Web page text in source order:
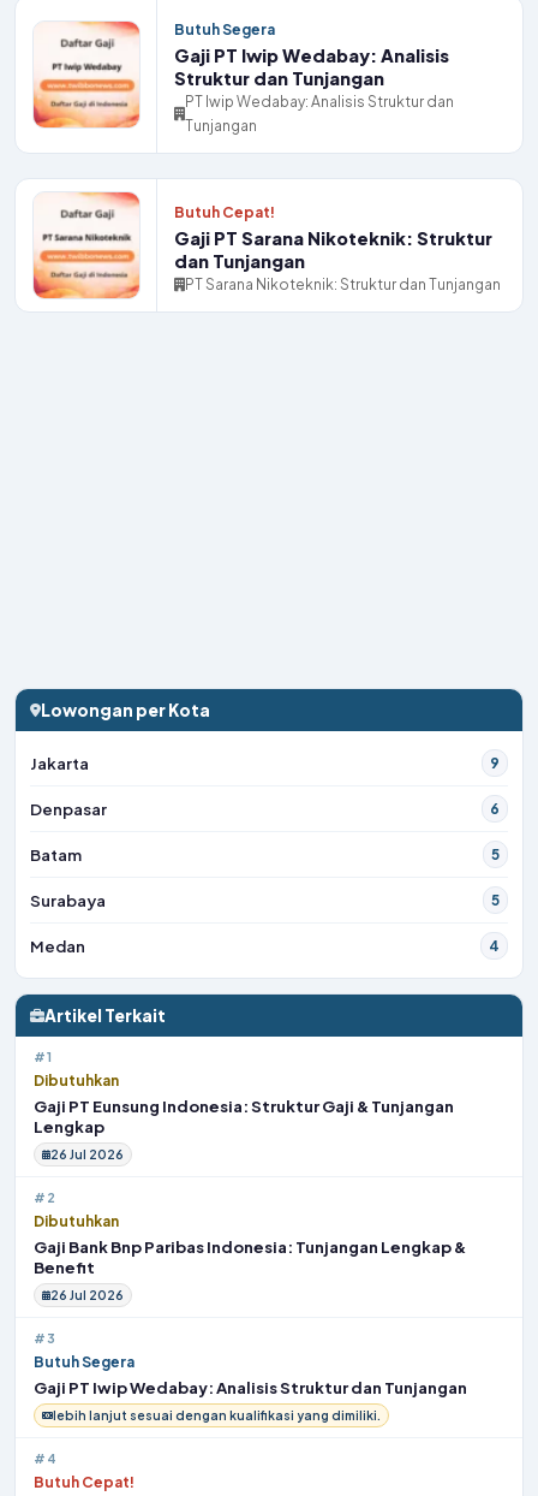
Butuh Segera
Gaji PT Iwip Wedabay: Analisis
Struktur dan Tunjangan
PT Iwip Wedabay: Analisis Struktur dan
Tunjangan
Butuh Cepat!
Gaji PT Sarana Nikoteknik: Struktur
dan Tunjangan
PT Sarana Nikoteknik: Struktur dan Tunjangan
Lowongan per Kota
Jakarta 9
Denpasar 6
Batam 5
Surabaya 5
Medan 4
Artikel Terkait
#1
Dibutuhkan
Gaji PT Eunsung Indonesia: Struktur Gaji & Tunjangan
Lengkap
26 Jul 2026
#2
Dibutuhkan
Gaji Bank Bnp Paribas Indonesia: Tunjangan Lengkap &
Benefit
26 Jul 2026
#3
Butuh Segera
Gaji PT Iwip Wedabay: Analisis Struktur dan Tunjangan
lebih lanjut sesuai dengan kualifikasi yang dimiliki.
#4
Butuh Cepat!